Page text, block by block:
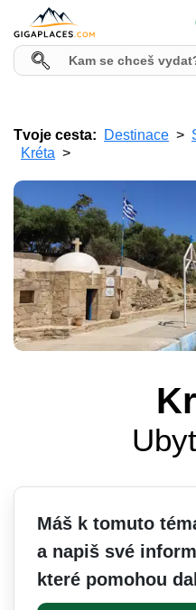
Tvoje cesta: Destinace
Kréta
Máš k tomuto
a napiš své
které pomohou